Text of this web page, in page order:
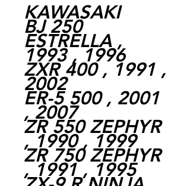
KAWASAKI
BJ 250
ESTRELLA ,
1993 , 1996
ZXR 400 , 1991 ,
2002
ER-5 500 , 2001
, 2007
ZR 550 ZEPHYR
, 1990 , 1999
ZR 750 ZEPHYR
, 1991 , 1995